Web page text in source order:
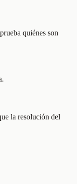
quiénes son
la resolución del